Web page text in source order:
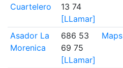
Cuartelero
13 74
[LLamar]
Asador La
Morenica
686 53
69 75
[LLamar]
Maps